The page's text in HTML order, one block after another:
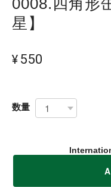
0008.四角形
星】
¥550
数量